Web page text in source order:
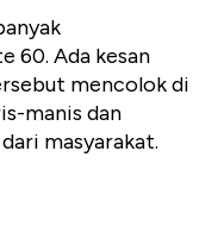
60. Ada kesan
mencolok di
manis dan
masyarakat.